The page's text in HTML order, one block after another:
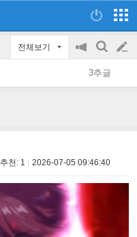
전체보기
공
on/off
검
색
글
쓰
3추글
추천: 1 2026-07-05 09:46:40